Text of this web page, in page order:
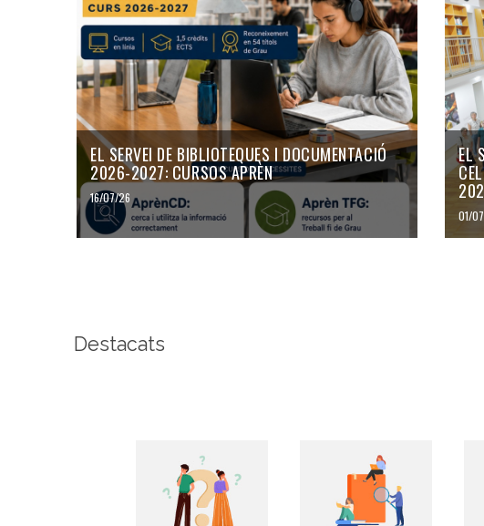
EL SERVEI DE BIBLIOTEQUES I DOCUMENTACIÓ
2026-2027: CURSOS APRÈN
16/07/26
EL
01/
Destacats